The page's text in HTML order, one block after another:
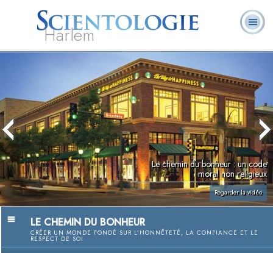
Harlem
Qu’est-ce que la
Scientologie ?
volontaires
Le chemin du bonheur : un code
moral non religieux
Regarder la vidéo
LE CHEMIN DU BONHEUR
CRÉER UN MONDE FONDÉ SUR L’HONNÊTETÉ, LA CONFIANCE ET LE
RESPECT DE SOI